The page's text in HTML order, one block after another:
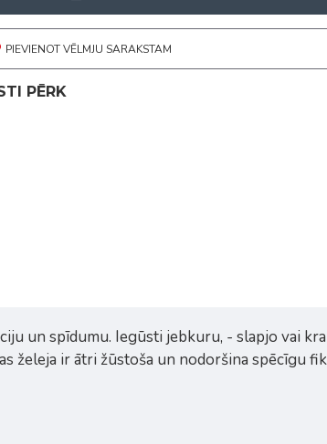
PIEVIENOT VĒLMJU SARAKSTAM
PĒRK
un spīdumu. Iegūsti jebkuru, - slapjo vai
želeja ir ātri žūstoša un nodoršina spēcīgu